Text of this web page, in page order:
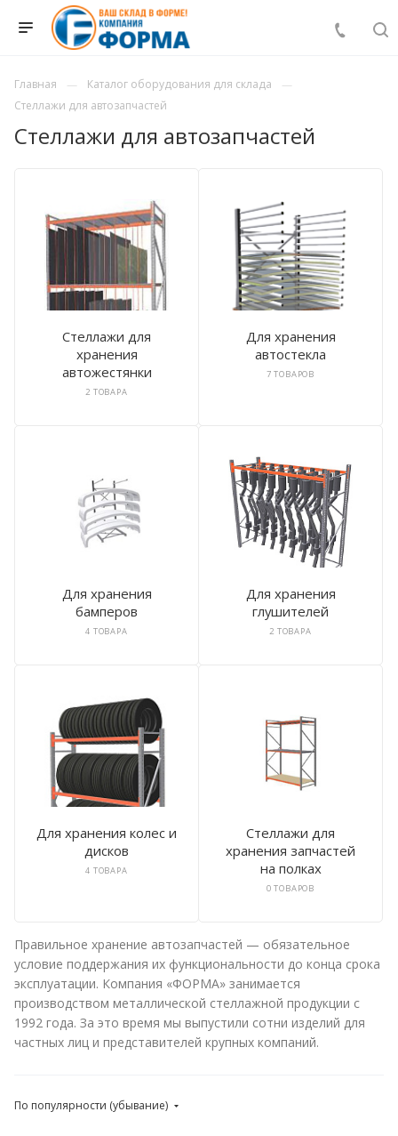
Главная
Каталог оборудования для склада
Стеллажи для автозапчастей
Стеллажи для автозапчастей
Стеллажи для
хранения
автожестянки
2 ТОВАРА
Для хранения
автостекла
7 ТОВАРОВ
Для хранения
бамперов
4 ТОВАРА
Для хранения
глушителей
2 ТОВАРА
Для хранения колес и
дисков
4 ТОВАРА
Стеллажи для
хранения запчастей
на полках
0 ТОВАРОВ
Правильное хранение автозапчастей — обязательное
условие поддержания их функциональности до конца срока
эксплуатации. Компания «ФОРМА» занимается
производством металлической стеллажной продукции с
1992 года. За это время мы выпустили сотни изделий для
частных лиц и представителей крупных компаний.
По популярности (убывание)